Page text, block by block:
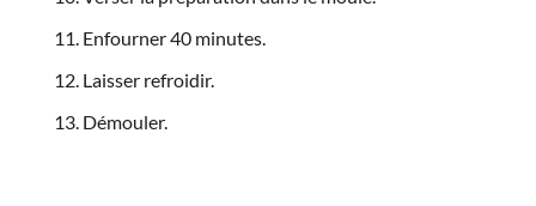
Enfourner 40 minutes.
Laisser refroidir.
Démouler.